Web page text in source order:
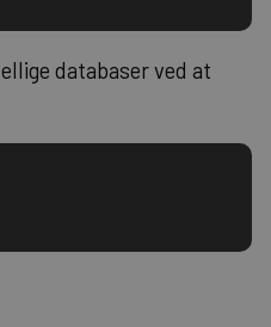
databaser ved at